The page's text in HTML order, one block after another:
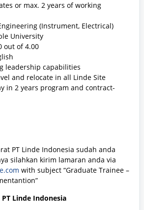
or max. 2 years of working
(Instrument, Electrical)
University
out of 4.00
leadership capabilities
and relocate in all Linde Site
in 2 years program and contract-
PT Linde Indonesia sudah anda
silahkan kirim lamaran anda via
with subject “Graduate Trainee –
PT Linde Indonesia